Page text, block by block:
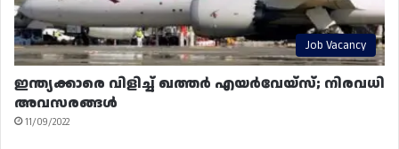
Job Vacancy
ഇന്ത്യക്കാരെ വിളിച്ച് ഖത്തർ എയർവേയ്‌സ്; നിരവധി
അവസരങ്ങൾ
11/09/2022